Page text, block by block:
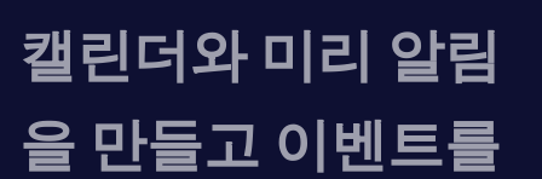
캘린더와 미리 알림
을 만들고 이벤트를